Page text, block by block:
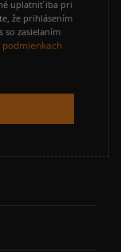
uplatniť iba pri
že prihlásením
so zasielaním
podmienkach